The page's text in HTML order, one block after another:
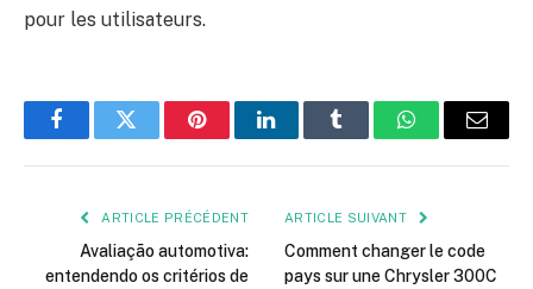
pour les utilisateurs.
FacebookTwitter PinterestLinkedInTumblr WhatsApp
E-
ARTICLE PRÉCÉDENT
Avaliação automotiva:
entendendo os critérios de
ARTICLE SUIVANT
Comment changer le code
pays sur une Chrysler 300C